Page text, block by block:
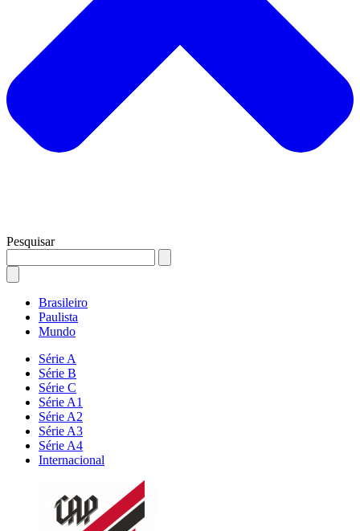
Pesquisar
Brasileiro
Paulista
Mundo
Série A
Série B
Série C
Série A1
Série A2
Série A3
Série A4
Internacional